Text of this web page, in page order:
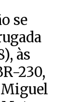
se
às
230,